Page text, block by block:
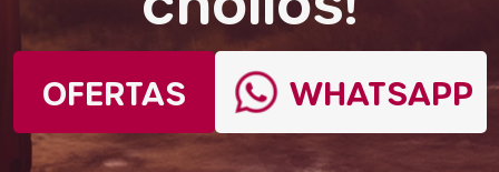
OFERTAS WHATSAPP